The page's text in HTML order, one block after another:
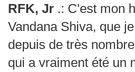
RFK, Jr .: C'est mon
Vandana Shiva, que
depuis de très
qui a vraiment été un